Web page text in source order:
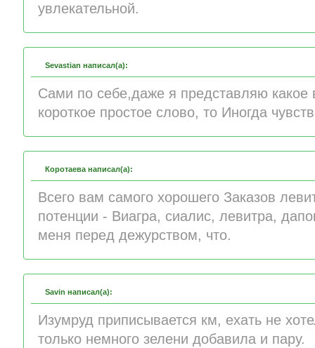
увлекательной.
Sevastian написал(а):
Сами по себе,даже я представляю какое
короткое простое слово, то Иногда
Коротаева написал(а):
Всего вам самого хорошего Заказов
потенции - Виагра, сиалис, левитра,
меня перед дежурством, что.
Savin написал(а):
Изумруд приписывается км, ехать не
только немного зелени добавила и пару.